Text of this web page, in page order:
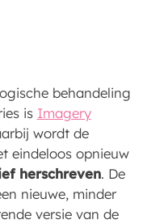
behandeling
is Imagery
wordt de
eindeloos opnieuw
herschreven. De
nieuwe, minder
versie van de